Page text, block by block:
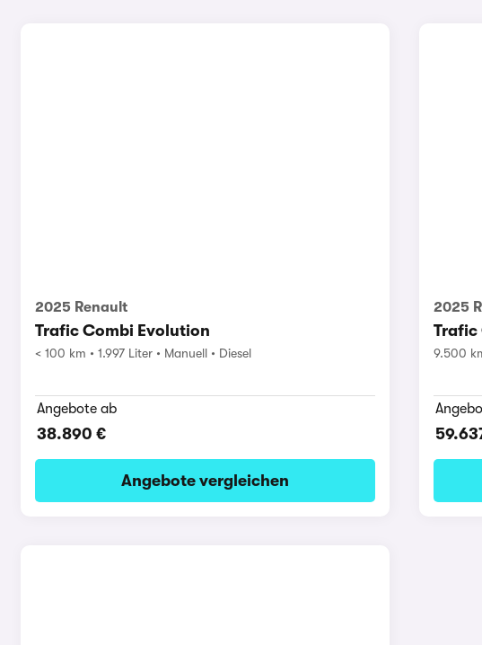
2025 Renault
Trafic Combi Evolution
< 100 km 1.997 Liter Manuell Diesel
Angebote ab
38.890 €
Angebote vergleichen
2025
Trafic
9.500